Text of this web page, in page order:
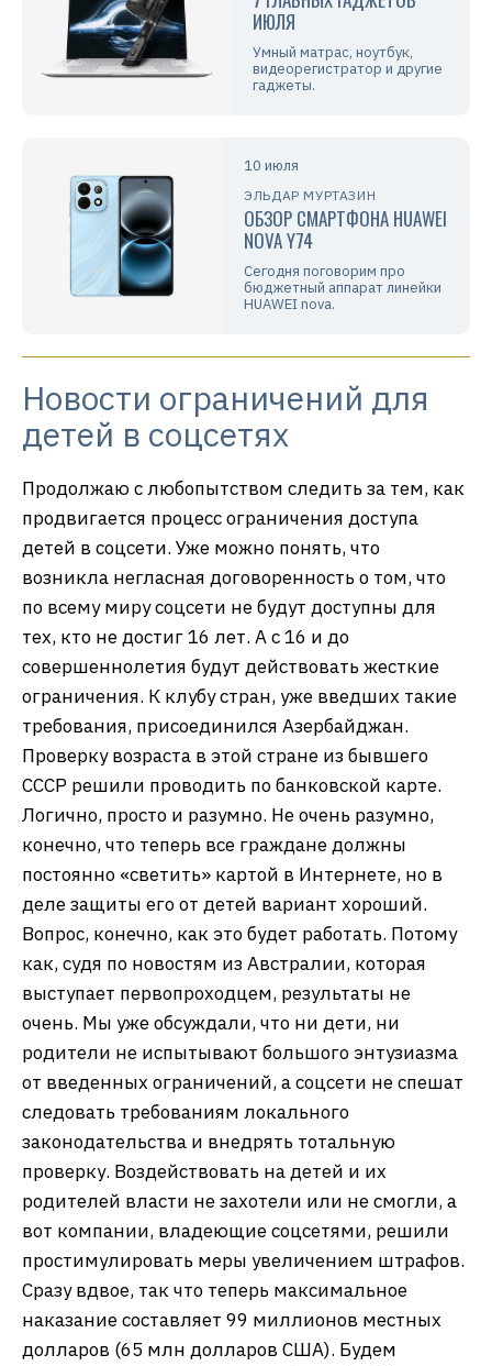
ИЮЛЯ
Умный матрас, ноутбук,
видеорегистратор и другие
гаджеты.
10 июля
ЭЛЬДАР МУРТАЗИН
ОБЗОР СМАРТФОНА HUAWEI
NOVA Y74
Сегодня поговорим про
бюджетный аппарат линейки
HUAWEI nova.
Новости ограничений для
детей в соцсетях
Продолжаю с любопытством следить за тем, как
продвигается процесс ограничения доступа
детей в соцсети. Уже можно понять, что
возникла негласная договоренность о том, что
по всему миру соцсети не будут доступны для
тех, кто не достиг 16 лет. А с 16 и до
совершеннолетия будут действовать жесткие
ограничения. К клубу стран, уже введших такие
требования, присоединился Азербайджан.
Проверку возраста в этой стране из бывшего
СССР решили проводить по банковской карте.
Логично, просто и разумно. Не очень разумно,
конечно, что теперь все граждане должны
постоянно «светить» картой в Интернете, но в
деле защиты его от детей вариант хороший.
Вопрос, конечно, как это будет работать. Потому
как, судя по новостям из Австралии, которая
выступает первопроходцем, результаты не
очень. Мы уже обсуждали, что ни дети, ни
родители не испытывают большого энтузиазма
от введенных ограничений, а соцсети не спешат
следовать требованиям локального
законодательства и внедрять тотальную
проверку. Воздействовать на детей и их
родителей власти не захотели или не смогли, а
вот компании, владеющие соцсетями, решили
простимулировать меры увеличением штрафов.
Сразу вдвое, так что теперь максимальное
наказание составляет 99 миллионов местных
долларов (65 млн долларов США). Будем